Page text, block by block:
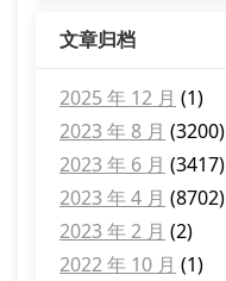
文章归档
2025 年 12 月 (1)
2023 年 8 月 (3200)
2023 年 6 月 (3417)
2023 年 4 月 (8702)
2023 年 2 月 (2)
2022 年 10 月 (1)